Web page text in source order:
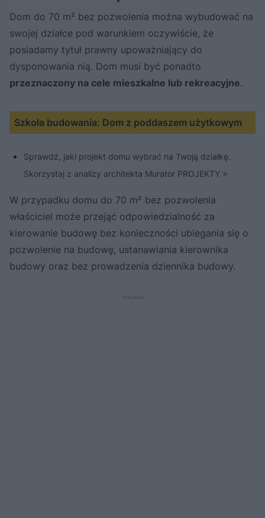
Dom do 70 m² bez pozwolenia można wybudować na
swojej działce pod warunkiem oczywiście, że
posiadamy tytuł prawny upoważniający do
dysponowania nią. Dom musi być ponadto
przeznaczony na cele mieszkalne lub rekreacyjne.
Szkoła budowania: Dom z poddaszem użytkowym
Sprawdź, jaki projekt domu wybrać na Twoją działkę.
Skorzystaj z analizy architekta Murator PROJEKTY >
W przypadku domu do 70 m² bez pozwolenia
właściciel może przejąć odpowiedzialność za
kierowanie budowę bez konieczności ubiegania się o
pozwolenie na budowę, ustanawiania kierownika
budowy oraz bez prowadzenia dziennika budowy.